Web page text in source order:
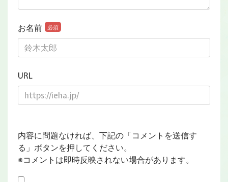
お名前 必須
URL
内容に問題なければ、下記の「コメントを送信す
る」ボタンを押してください。
※コメントは即時反映されない場合があります。